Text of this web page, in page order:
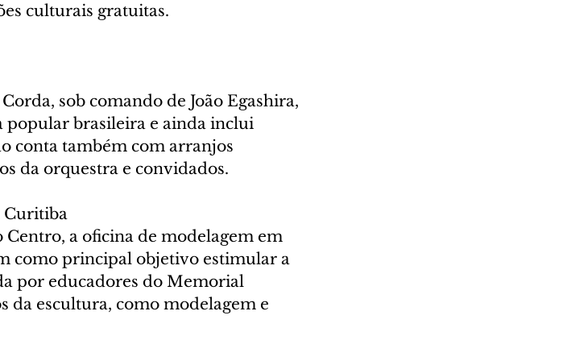
culturais gratuitas.
sob comando de João Egashira,
popular brasileira e ainda inclui
conta também com arranjos
da orquestra e convidados.
Curitiba
a oficina de modelagem em
como principal objetivo estimular a
por educadores do Memorial
da escultura, como modelagem e